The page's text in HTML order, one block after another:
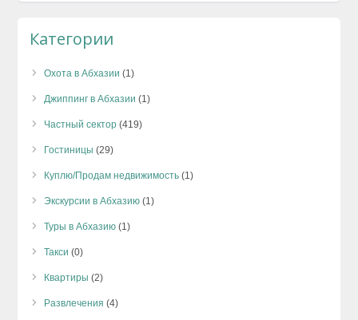
Категории
Охота в Абхазии (1)
Джиппинг в Абхазии (1)
Частный сектор (419)
Гостиницы (29)
Куплю/Продам недвижимость (1)
Экскурсии в Абхазию (1)
Туры в Абхазию (1)
Такси (0)
Квартиры (2)
Развлечения (4)